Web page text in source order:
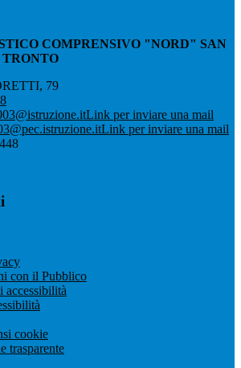
COMPRENSIVO "NORD" SAN
79
Link per inviare una mail
Link per inviare una mail
con il Pubblico
accessibilità
cookie
trasparente